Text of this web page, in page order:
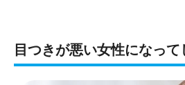
目つきが悪い女性になって